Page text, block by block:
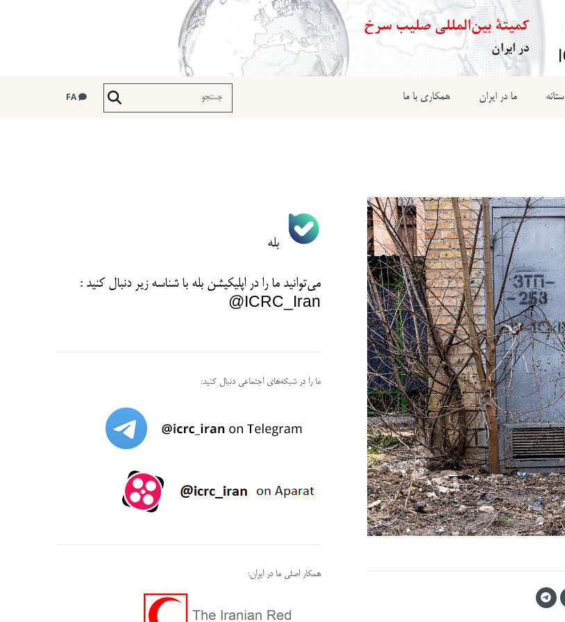
ما در ایران همکاری با ما
بله
می‌توانید ما را در اپلیکیشن بله با شناسه زیردنبال کنید :
ICRC_Iran@
ما را در شبکه‌های اجتماعی دنبال کنید:
همکار اصلی ما در ایران: